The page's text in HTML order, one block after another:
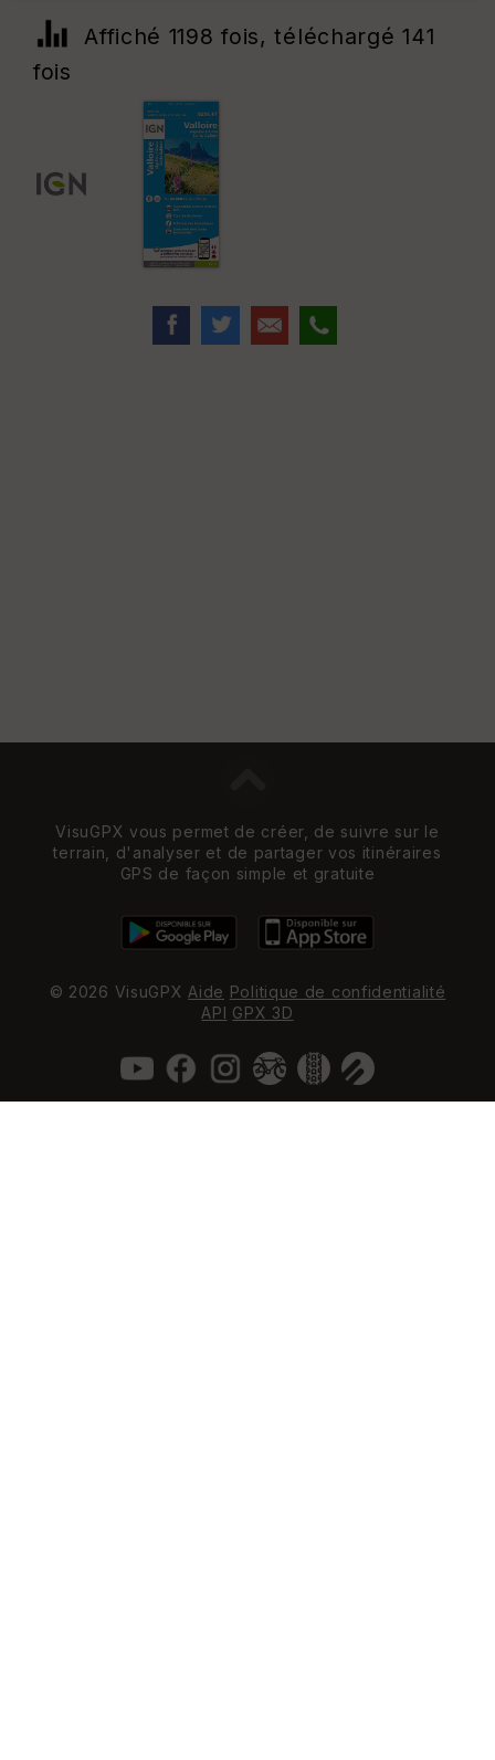
Affiché 1198 fois, téléchargé 141
fois
VisuGPX vous permet de créer, de suivre sur le
terrain, d'analyser et de partager vos itinéraires
GPS de façon simple et gratuite
© 2026 VisuGPX Aide Politique de confidentialité
API GPX 3D